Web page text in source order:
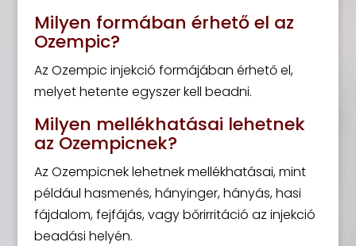
Milyen formában érhető el az
Ozempic?
Az Ozempic injekció formájában érhető el,
melyet hetente egyszer kell beadni.
Milyen mellékhatásai lehetnek
az Ozempicnek?
Az Ozempicnek lehetnek mellékhatásai, mint
például hasmenés, hányinger, hányás, hasi
fájdalom, fejfájás, vagy bőrirritáció az injekció
beadási helyén.